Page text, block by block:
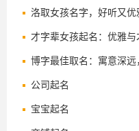
洛取女孩名字，好听又优
才字辈女孩起名：优雅
博字最佳取名：寓意深
公司起名
宝宝起名